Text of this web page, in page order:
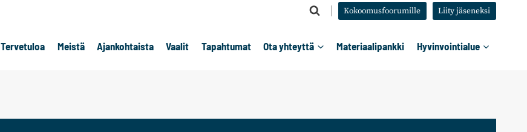
Kokoomusfoorumille Liity jäseneksi
Tervetuloa Meistä Ajankohtaista Vaalit Tapahtumat Ota yhteyttä Materiaalipankki Hyvinvointialue